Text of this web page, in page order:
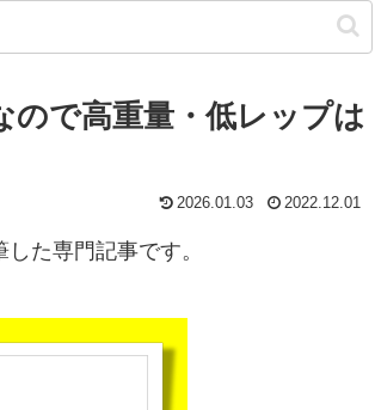
ので高重量・低レップは
2026.01.03 2022.12.01
た専門記事です。